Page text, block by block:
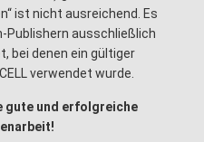
ist nicht ausreichend. Es
Publishern ausschließlich
bei denen ein gültiger
verwendet wurde.
gute und erfolgreiche